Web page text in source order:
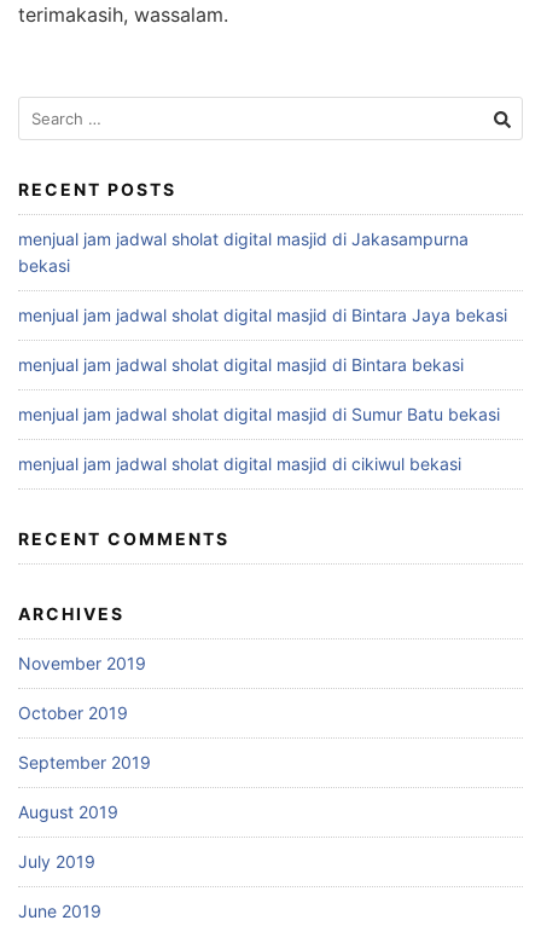
terimakasih, wassalam.
Search
for:
RECENT POSTS
menjual jam jadwal sholat digital masjid di Jakasampurna
bekasi
menjual jam jadwal sholat digital masjid di Bintara Jaya bekasi
menjual jam jadwal sholat digital masjid di Bintara bekasi
menjual jam jadwal sholat digital masjid di Sumur Batu bekasi
menjual jam jadwal sholat digital masjid di cikiwul bekasi
RECENT COMMENTS
ARCHIVES
November 2019
October 2019
September 2019
August 2019
July 2019
June 2019